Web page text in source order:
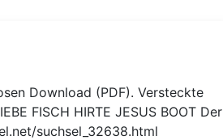
Download (PDF). Versteckte
FISCH HIRTE JESUS BOOT Der
suchsel_32638.html